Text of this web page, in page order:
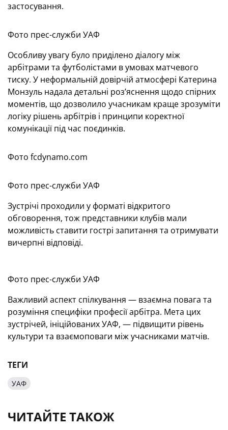
застосування.
Фото прес-служби УАФ
Особливу увагу було приділено діалогу між
арбітрами та футболістами в умовах матчевого
тиску. У неформальній довірчій атмосфері Катерина
Монзуль надала детальні роз’яснення щодо спірних
моментів, що дозволило учасникам краще зрозуміти
логіку рішень арбітрів і принципи коректної
комунікації під час поєдинків.
Фото fcdynamo.com
Фото прес-служби УАФ
Зустрічі проходили у форматі відкритого
обговорення, тож представники клубів мали
можливість ставити гострі запитання та отримувати
вичерпні відповіді.
Фото прес-служби УАФ
Важливий аспект спілкування — взаємна повага та
розуміння специфіки професії арбітра. Мета цих
зустрічей, ініційованих УАФ, — підвищити рівень
культури та взаємоповаги між учасниками матчів.
ТЕГИ
УАФ
ЧИТАЙТЕ ТАКОЖ